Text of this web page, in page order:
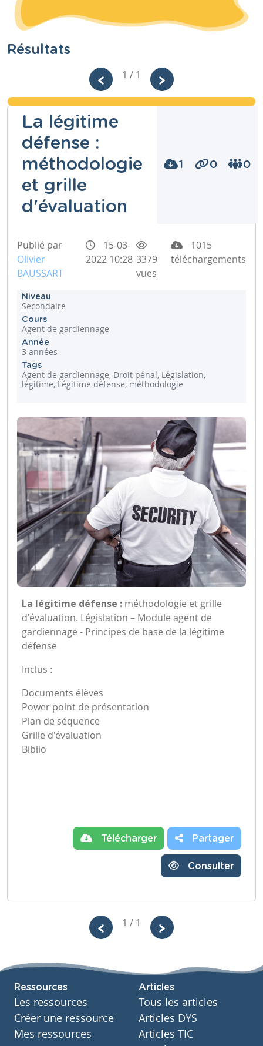
Résultats
1 / 1
La légitime
défense :
méthodologie
et grille
d'évaluation
1 0 0
Publié par
Olivier
BAUSSART
15-03-
2022 10:28 3379
vues
1015
téléchargements
Niveau
Secondaire
Cours
Agent de gardiennage
Année
3 années
Tags
Agent de gardiennage, Droit pénal, Législation,
légitime, Légitime défense, méthodologie
La légitime défense : méthodologie et grille
d'évaluation. Législation – Module agent de
gardiennage - Principes de base de la légitime
défense
Inclus :
Documents élèves
Power point de présentation
Plan de séquence
Grille d'évaluation
Biblio
Télécharger Partager
Consulter
1 / 1
Ressources
Les ressources
Créer une ressource
Mes ressources
Articles
Tous les articles
Articles DYS
Articles TIC